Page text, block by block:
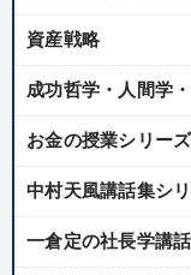
全国経営者セミナー
評講話
【最新刊】精神科医
会社をつくる厳選講話
井上和弘の財務力UP
《強い財務を実践す
資産戦略
成功哲学・人間学
お金の授業シリーズ
中村天風講話集シ
一倉定の社長学講